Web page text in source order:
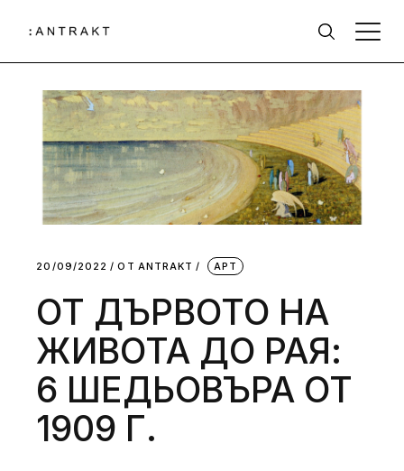
20/09/2022 ОТ АNTRAKT АРТ
ОТ ДЪРВОТО НА
ЖИВОТА ДО РАЯ:
6 ШЕДЬОВЪРА ОТ
1909 Г.